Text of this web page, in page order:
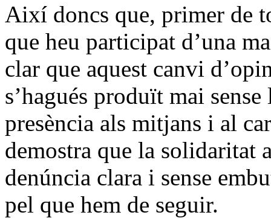
Així doncs que, primer de
que heu participat d’una
clar que aquest canvi
s’hagués produït mai
presència als mitjans i al
demostra que la
denúncia clara i sense
pel que hem de seguir.